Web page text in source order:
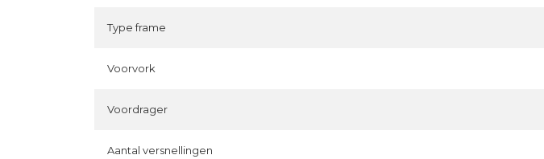
Type frame
Voorvork
Voordrager
Aantal versnellingen